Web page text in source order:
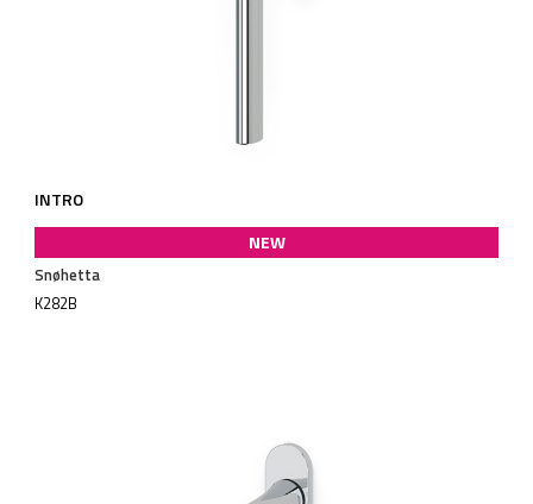
INTRO
NEW
Snøhetta
K282B